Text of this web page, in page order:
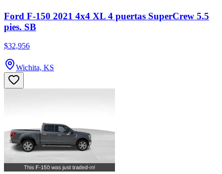
Ford F-150 2021 4x4 XL 4 puertas SuperCrew 5.5
pies. SB
$32,956
Wichita, KS